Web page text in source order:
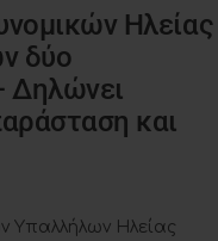
Ηλείας
δύο
Δηλώνει
και
Υπαλλήλων Ηλείας